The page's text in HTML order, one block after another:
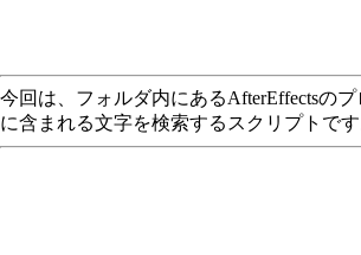
今回は、フォルダ内にあるAfterEffectsの
に含まれる文字を検索するスクリプトです